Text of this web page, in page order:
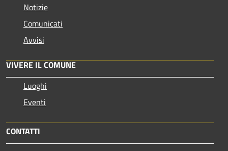
Notizie
Comunicati
Avvisi
VIVERE IL COMUNE
Luoghi
Eventi
CONTATTI